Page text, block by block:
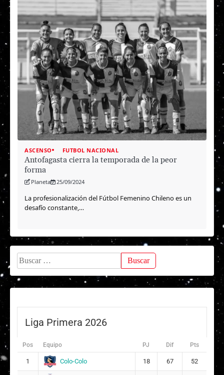
ASCENSO FUTBOL NACIONAL
Antofagasta cierra la temporada de la peor
forma
Planeta 25/09/2024
La profesionalización del Fútbol Femenino Chileno es un
desafío constante,…
Buscar:
Liga Primera 2026
Pos Equipo PJ Dif Pts
1 Colo-Colo 18 67 52